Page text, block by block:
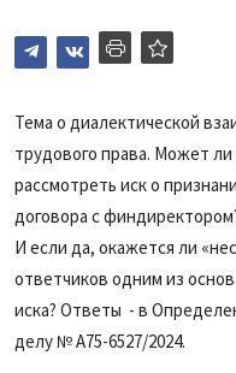
Подписка
Тема о диалектической
трудового права. Может
рассмотреть иск о
договора с
И если да, окажется ли
ответчиков одним из
иска? Ответы - в
делу № А75-6527/2024.